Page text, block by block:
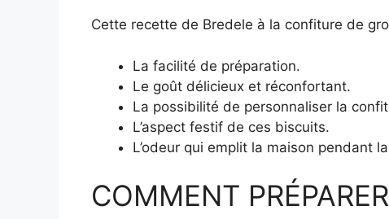
Cette recette de Bredele à la confiture de
La facilité de préparation.
Le goût délicieux et réconfortant.
La possibilité de personnaliser la
L’aspect festif de ces biscuits.
L’odeur qui emplit la maison pendant
COMMENT